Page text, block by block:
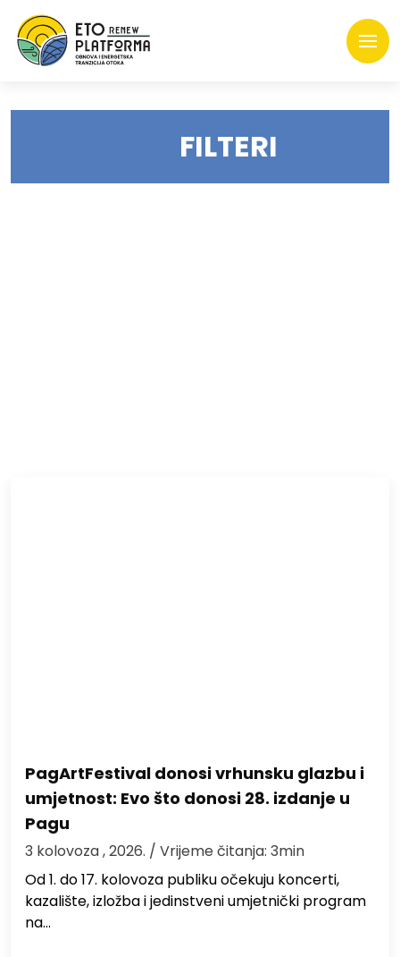
FILTERI
PagArtFestival donosi vrhunsku glazbu i
umjetnost: Evo što donosi 28. izdanje u
Pagu
3 kolovoza , 2026. / Vrijeme čitanja: 3min
Od 1. do 17. kolovoza publiku očekuju koncerti,
kazalište, izložba i jedinstveni umjetnički program
na…